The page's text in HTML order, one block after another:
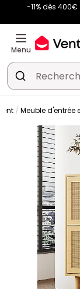
-11% dès
Menu
Meuble d'entrée